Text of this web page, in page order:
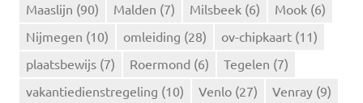
Maaslijn (90) Malden (7) Milsbeek (6) Mook (6)
Nijmegen (10) omleiding (28) ov-chipkaart (11)
plaatsbewijs (7) Roermond (6) Tegelen (7)
vakantiedienstregeling (10) Venlo (27) Venray (9)